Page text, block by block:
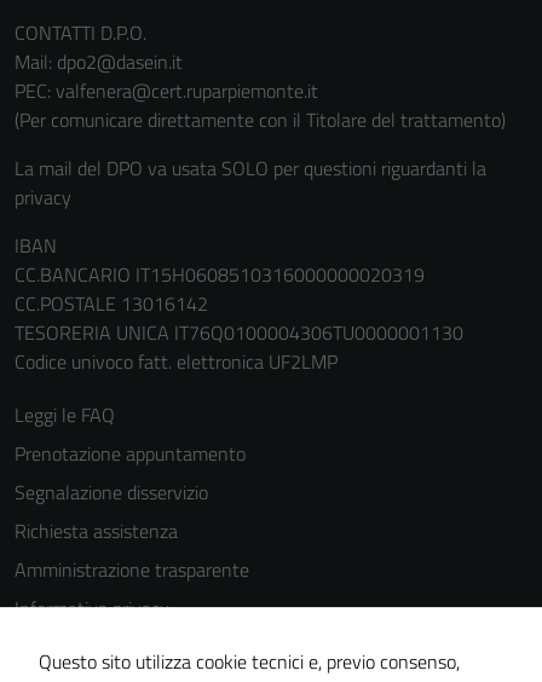
CONTATTI D.P.O.
Mail: dpo2@dasein.it
PEC: valfenera@cert.ruparpiemonte.it
(Per comunicare direttamente con il Titolare del trattamento)
La mail del DPO va usata SOLO per questioni riguardanti la
privacy
IBAN
CC.BANCARIO IT15H0608510316000000020319
CC.POSTALE 13016142
TESORERIA UNICA IT76Q0100004306TU0000001130
Codice univoco fatt. elettronica UF2LMP
Leggi le FAQ
Prenotazione appuntamento
Segnalazione disservizio
Richiesta assistenza
Amministrazione trasparente
Informativa privacy
Cookie Policy
Questo sito utilizza cookie tecnici e, previo consenso,